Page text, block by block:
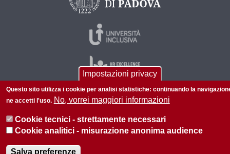
P.I. 00742430283 C.F. 80006480281
Impostazioni privacy
Questo sito utilizza i cookie per analisi statistiche: continuando la
ne accetti l'uso. No, vorrei maggiori informazioni
Cookie tecnici - strettamente necessari
Cookie analitici - misurazione anonima audience
Salva preferenze